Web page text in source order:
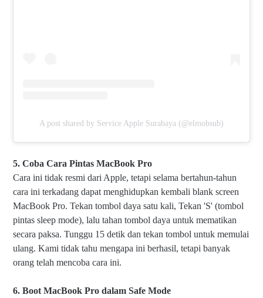
A post shared by Service Apple Surabaya (@elmobsub)
5. Coba Cara Pintas MacBook Pro
Cara ini tidak resmi dari Apple, tetapi selama bertahun-tahun
cara ini terkadang dapat menghidupkan kembali blank screen
MacBook Pro. Tekan tombol daya satu kali, Tekan 'S' (tombol
pintas sleep mode), lalu tahan tombol daya untuk mematikan
secara paksa. Tunggu 15 detik dan tekan tombol untuk memulai
ulang. Kami tidak tahu mengapa ini berhasil, tetapi banyak
orang telah mencoba cara ini.
6. Boot MacBook Pro dalam Safe Mode